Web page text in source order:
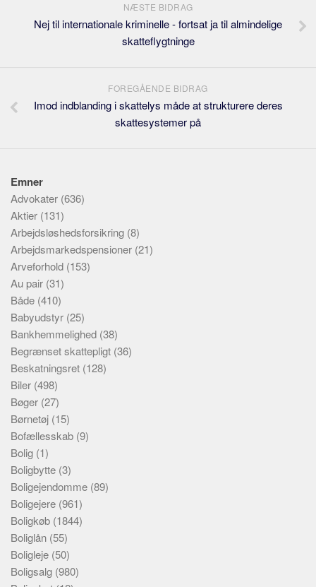
NÆSTE BIDRAG
Nej til internationale kriminelle - fortsat ja til almindelige
skatteflygtninge
FOREGÅENDE BIDRAG
Imod indblanding i skattelys måde at strukturere deres
skattesystemer på
Emner
Advokater (636)
Aktier (131)
Arbejdsløshedsforsikring (8)
Arbejdsmarkedspensioner (21)
Arveforhold (153)
Au pair (31)
Både (410)
Babyudstyr (25)
Bankhemmelighed (38)
Begrænset skattepligt (36)
Beskatningsret (128)
Biler (498)
Bøger (27)
Børnetøj (15)
Bofællesskab (9)
Bolig (1)
Boligbytte (3)
Boligejendomme (89)
Boligejere (961)
Boligkøb (1844)
Boliglån (55)
Boligleje (50)
Boligsalg (980)